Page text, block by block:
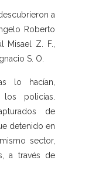
a
Roberto
Misael Z. F.,
S. O.
lo hacían,
los policías.
de
detenido en
sector,
a través de